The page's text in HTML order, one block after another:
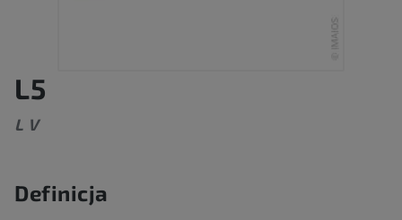
L5
L V
Definicja